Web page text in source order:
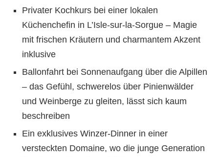
Privater Kochkurs bei einer lokalen
Küchenchefin in L’Isle-sur-la-Sorgue – Magie
mit frischen Kräutern und charmantem Akzent
inklusive
Ballonfahrt bei Sonnenaufgang über die Alpillen
– das Gefühl, schwerelos über Pinienwälder
und Weinberge zu gleiten, lässt sich kaum
beschreiben
Ein exklusives Winzer-Dinner in einer
versteckten Domaine, wo die junge Generation